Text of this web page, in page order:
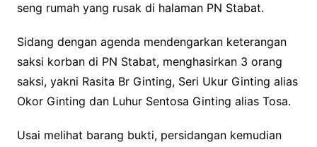
seng rumah yang rusak di halaman PN Stabat.
Sidang dengan agenda mendengarkan keterangan
saksi korban di PN Stabat, menghasirkan 3 orang
saksi, yakni Rasita Br Ginting, Seri Ukur Ginting alias
Okor Ginting dan Luhur Sentosa Ginting alias Tosa.
Usai melihat barang bukti, persidangan kemudian